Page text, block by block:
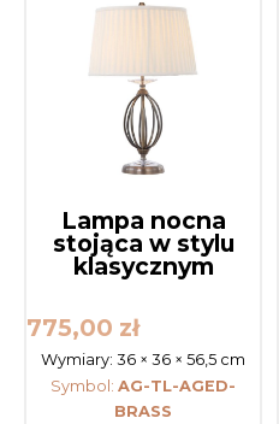
Lampa nocna
stojąca w stylu
klasycznym
775,00 zł
Wymiary:36 × 36 × 56,5 cm
Symbol:AG-TL-AGED-
BRASS